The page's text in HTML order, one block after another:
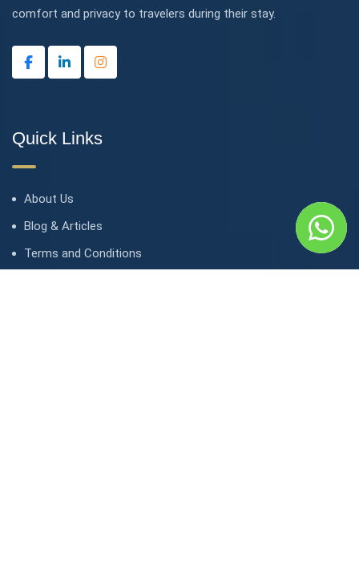
comfort and privacy to travelers during their stay.
Quick Links
About Us
Blog & Articles
Terms and Conditions